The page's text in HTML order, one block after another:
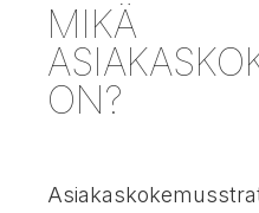
MIKÄ
ON?